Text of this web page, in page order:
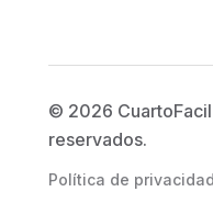
© 2026
reservados.
Política de privacidad